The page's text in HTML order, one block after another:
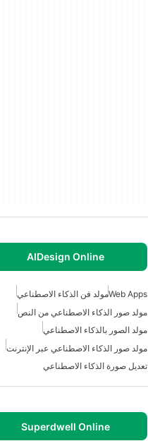
AIDesign Online
Web Appsمولد فن الذكاء الاصطناعي
مولد صور الذكاء الاصطناعي من النص
مولد الصور بالذكاء الاصطناعي
مولد صور الذكاء الاصطناعي عبر الإنترنت
تعديل صورة الذكاء الاصطناعي
Superdwell Online